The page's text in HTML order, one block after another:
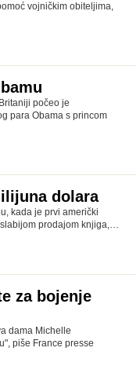
vojničkim obiteljima,
počeo je
para Obama s princom
dolara
kada je prvi američki
prodajom knjiga,…
za bojenje
dama Michelle
piše France presse